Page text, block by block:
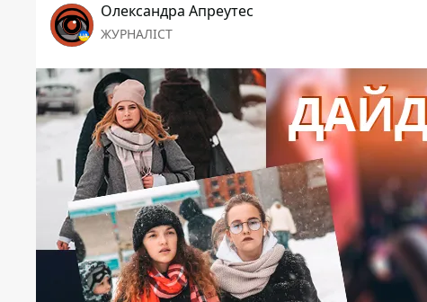
Олександра Апреутес
ЖУРНАЛІСТ